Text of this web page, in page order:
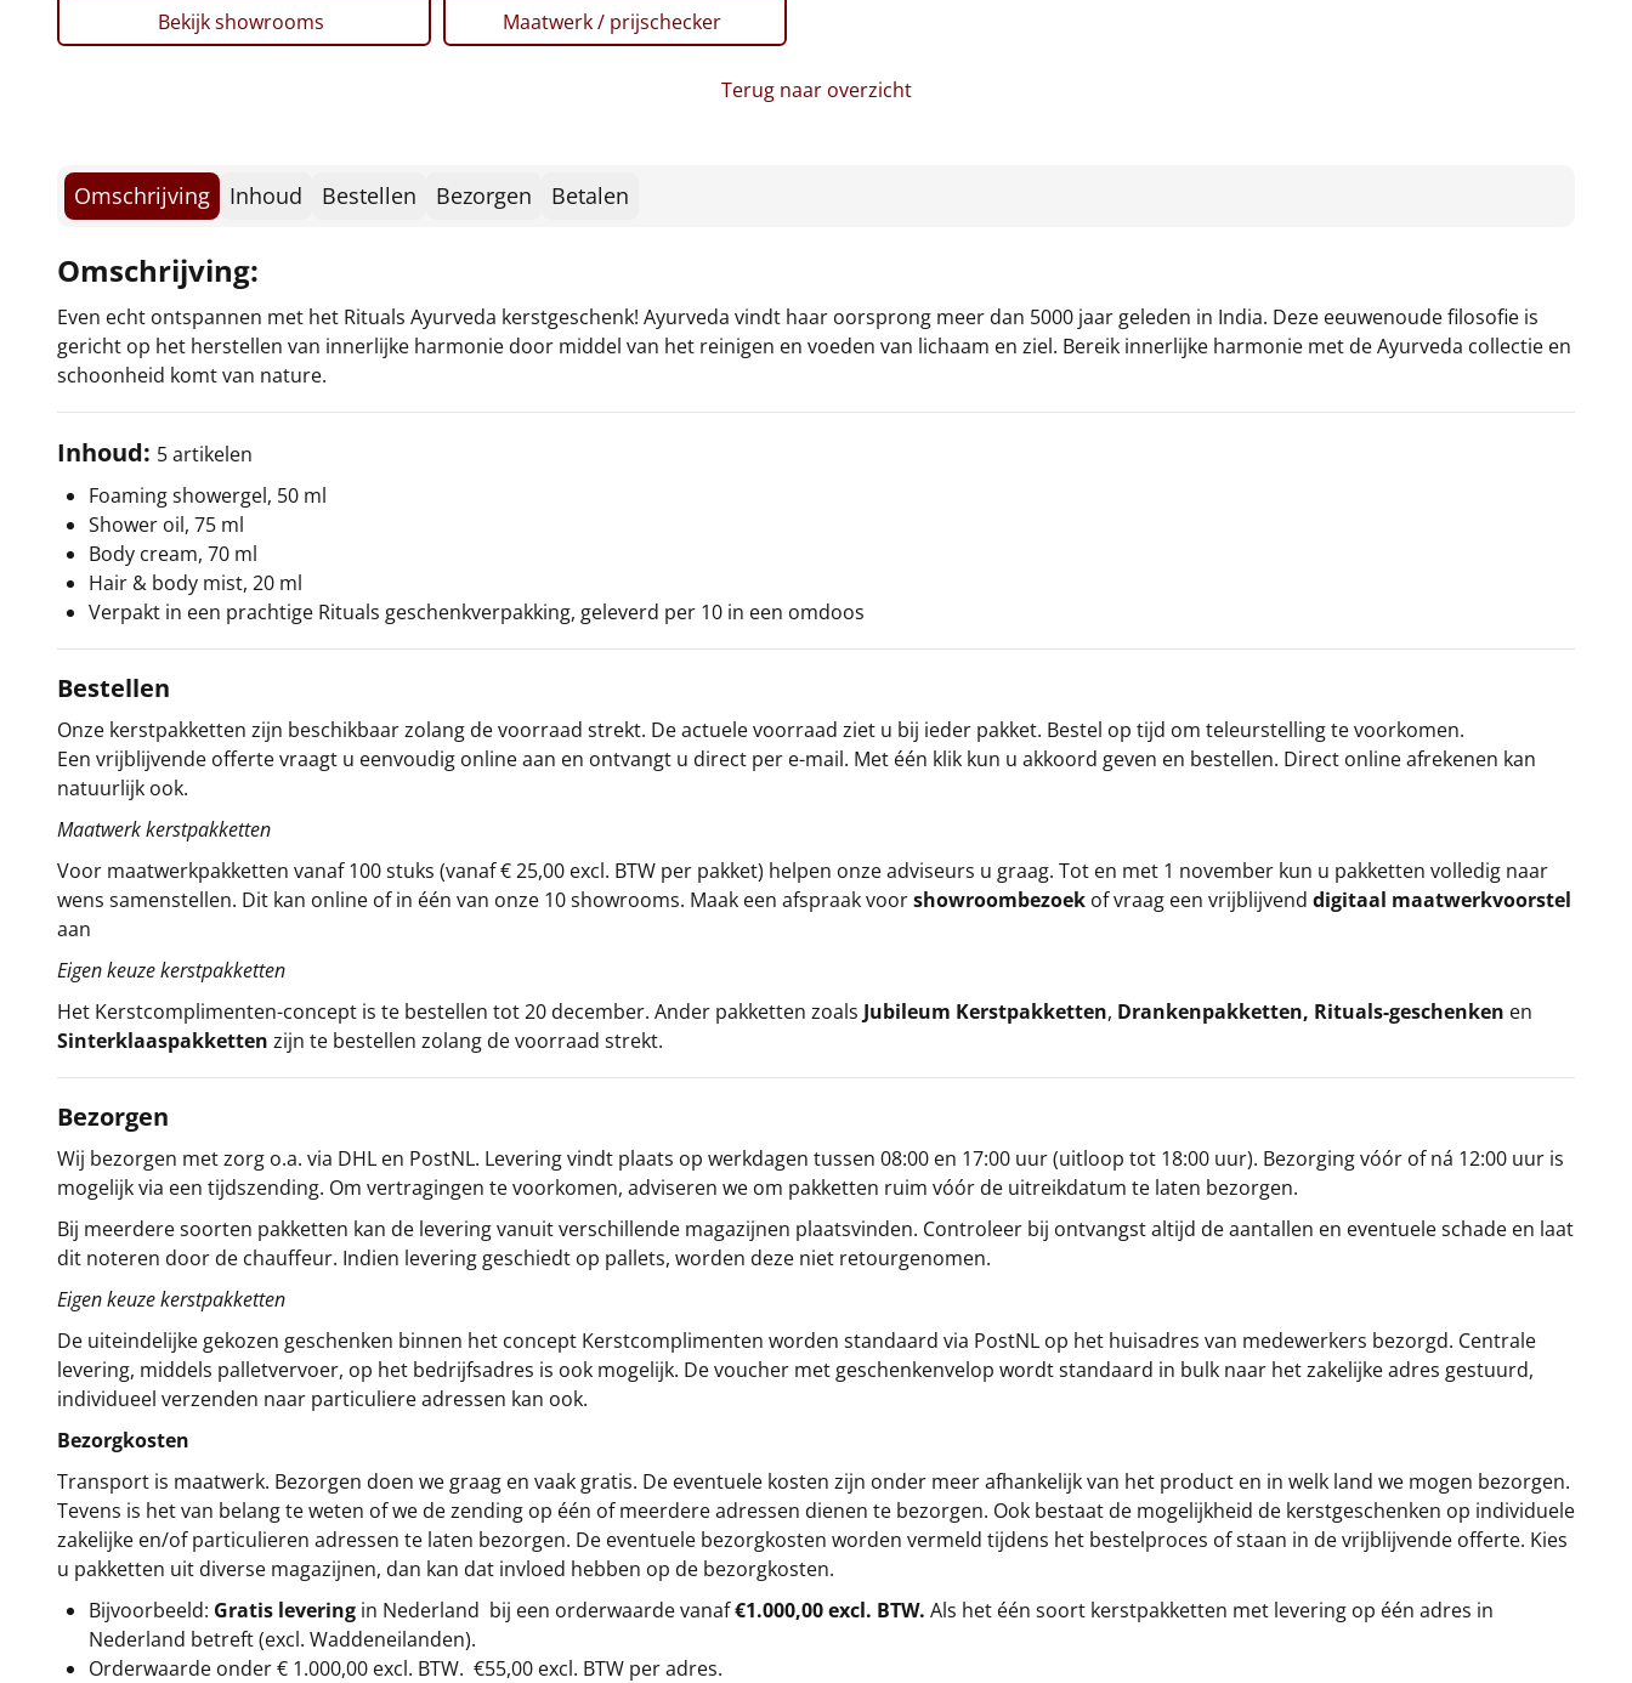
Bekijk showrooms Maatwerk / prijschecker
Terug naar overzicht
Omschrijving Inhoud Bestellen Bezorgen Betalen
Omschrijving:
Even echt ontspannen met het Rituals Ayurveda kerstgeschenk! Ayurveda vindt haar oorsprong meer dan 5000 jaar geleden in India. Deze eeuwenoude filosofie is
gericht op het herstellen van innerlijke harmonie door middel van het reinigen en voeden van lichaam en ziel. Bereik innerlijke harmonie met de Ayurveda collectie en
schoonheid komt van nature.
Inhoud: 5 artikelen
Foaming showergel, 50 ml
Shower oil, 75 ml
Body cream, 70 ml
Hair & body mist, 20 ml
Verpakt in een prachtige Rituals geschenkverpakking, geleverd per 10 in een omdoos
Bestellen
Onze kerstpakketten zijn beschikbaar zolang de voorraad strekt. De actuele voorraad ziet u bij ieder pakket. Bestel op tijd om teleurstelling te voorkomen.
Een vrijblijvende offerte vraagt u eenvoudig online aan en ontvangt u direct per e-mail. Met één klik kun u akkoord geven en bestellen. Direct online afrekenen kan
natuurlijk ook.
Maatwerk kerstpakketten
Voor maatwerkpakketten vanaf 100 stuks (vanaf € 25,00 excl. BTW per pakket) helpen onze adviseurs u graag. Tot en met 1 november kun u pakketten volledig naar
wens samenstellen. Dit kan online of in één van onze 10 showrooms. Maak een afspraak voorshowroombezoek of vraag een vrijblijvend digitaal maatwerkvoorstel
aan
Eigen keuze kerstpakketten
Het Kerstcomplimenten-concept is te bestellen tot 20 december. Ander pakketten zoals Jubileum Kerstpakketten, Drankenpakketten, Rituals-geschenken en
Sinterklaaspakketten zijn te bestellen zolang de voorraad strekt.
Bezorgen
Wij bezorgen met zorg o.a. via DHL en PostNL. Levering vindt plaats op werkdagen tussen 08:00 en 17:00 uur (uitloop tot 18:00 uur). Bezorging vóór of ná 12:00 uur is
mogelijk via een tijdszending. Om vertragingen te voorkomen, adviseren we om pakketten ruim vóór de uitreikdatum te laten bezorgen.
Bij meerdere soorten pakketten kan de levering vanuit verschillende magazijnen plaatsvinden. Controleer bij ontvangst altijd de aantallen en eventuele schade en laat
dit noteren door de chauffeur. Indien levering geschiedt op pallets, worden deze niet retourgenomen.
Eigen keuze kerstpakketten
De uiteindelijke gekozen geschenken binnen het concept Kerstcomplimenten worden standaard via PostNL op het huisadres van medewerkers bezorgd. Centrale
levering, middels palletvervoer, op het bedrijfsadres is ook mogelijk. De voucher met geschenkenvelop wordt standaard in bulk naar het zakelijke adres gestuurd,
individueel verzenden naar particuliere adressen kan ook.
Bezorgkosten
Transport is maatwerk. Bezorgen doen we graag en vaak gratis. De eventuele kosten zijn onder meer afhankelijk van het product en in welk land we mogen bezorgen.
Tevens is het van belang te weten of we de zending op één of meerdere adressen dienen te bezorgen. Ook bestaat de mogelijkheid de kerstgeschenken op individuele
zakelijke en/of particulieren adressen te laten bezorgen. De eventuele bezorgkosten worden vermeld tijdens het bestelproces of staan in de vrijblijvende offerte. Kies
u pakketten uit diverse magazijnen, dan kan dat invloed hebben op de bezorgkosten.
Bijvoorbeeld: Gratis levering in Nederland bij een orderwaarde vanaf€1.000,00 excl. BTW. Als het één soort kerstpakketten met levering op één adres in
Nederland betreft (excl. Waddeneilanden).
Orderwaarde onder € 1.000,00 excl. BTW. €55,00 excl. BTW per adres.